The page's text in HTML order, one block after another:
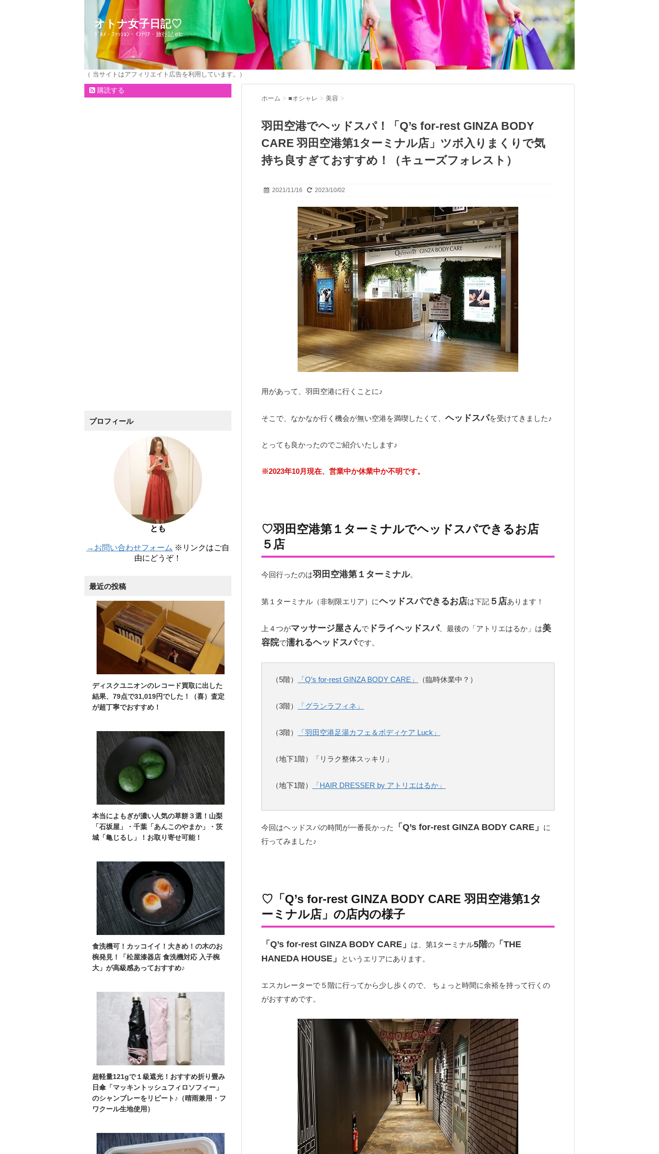
オトナ女子日記♡
ｸﾞﾙﾒ・ﾌｧｯｼｮﾝ・ｲﾝﾃﾘｱ・旅行記 etc…
（ 当サイトはアフィリエイト広告を利用しています。）
ホーム > ■オシャレ > 美容 >
羽田空港でヘッドスパ！「Q’s for-rest GINZA BODY
CARE 羽田空港第1ターミナル店」ツボ入りまくりで気
持ち良すぎておすすめ！（キューズフォレスト）
2021/11/16 2023/10/02
用があって、羽田空港に行くことに♪
そこで、なかなか行く機会が無い空港を満喫したくて、 ヘッドスパを受けてきました♪
とっても良かったのでご紹介いたします♪
※2023年10月現在、営業中か休業中か不明です。
♡羽田空港第１ターミナルでヘッドスパできるお店
５店
今回行ったのは羽田空港第１ターミナル。
第１ターミナル（非制限エリア）にヘッドスパできるお店は下記 ５店あります！
上４つがマッサージ屋さんで ドライヘッドスパ、最後の「アトリエはるか」は美
容院で濡れるヘッドスパです。
（5階） 「Q’s for-rest GINZA BODY CARE」 （臨時休業中？）
（3階） 「グランラフィネ」
（3階） 「羽田空港足湯カフェ＆ボディケア Luck」
（地下1階）「リラク整体スッキリ」
（地下1階） 「HAIR DRESSER by アトリエはるか」
今回はヘッドスパの時間が一番長かった 「Q’s for-rest GINZA BODY CARE」
に
行ってみました♪
♡「Q’s for-rest GINZA BODY CARE 羽田空港第1タ
ーミナル店」の店内の様子
「Q’s for-rest GINZA BODY CARE」 は、第1ターミナル5階の 「THE
HANEDA HOUSE」
というエリアにあります。
エスカレーターで５階に行ってから少し歩くので、 ちょっと時間に余裕を持って行くの
がおすすめです。
購読する
プロフィール
とも
→お問い合わせフォーム ※リンクはご自
由にどうぞ！
最近の投稿
ディスクユニオンのレコード買取に出した
結果、79点で31,019円でした！（喜）査定
が超丁寧でおすすめ！
本当によもぎが濃い人気の草餅３選！山梨
「石坂屋」・千葉「あんこのやまか」・茨
城「亀じるし」！お取り寄せ可能！
食洗機可！カッコイイ！大きめ！の木のお
椀発見！「松屋漆器店 食洗機対応 入子椀
大」が高級感あっておすすめ♪
超軽量121gで１級遮光！おすすめ折り畳み
日傘「マッキントッシュフィロソフィー」
のシャンブレーをリピート♪（晴雨兼用・フ
ワクール生地使用）